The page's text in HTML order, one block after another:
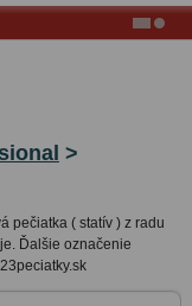
>
pečiatka ( statív ) z radu
Ďalšie označenie